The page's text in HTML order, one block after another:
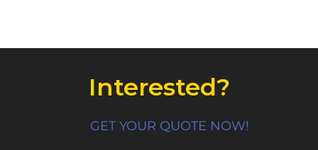
Interested?
GET YOUR QUOTE NOW!